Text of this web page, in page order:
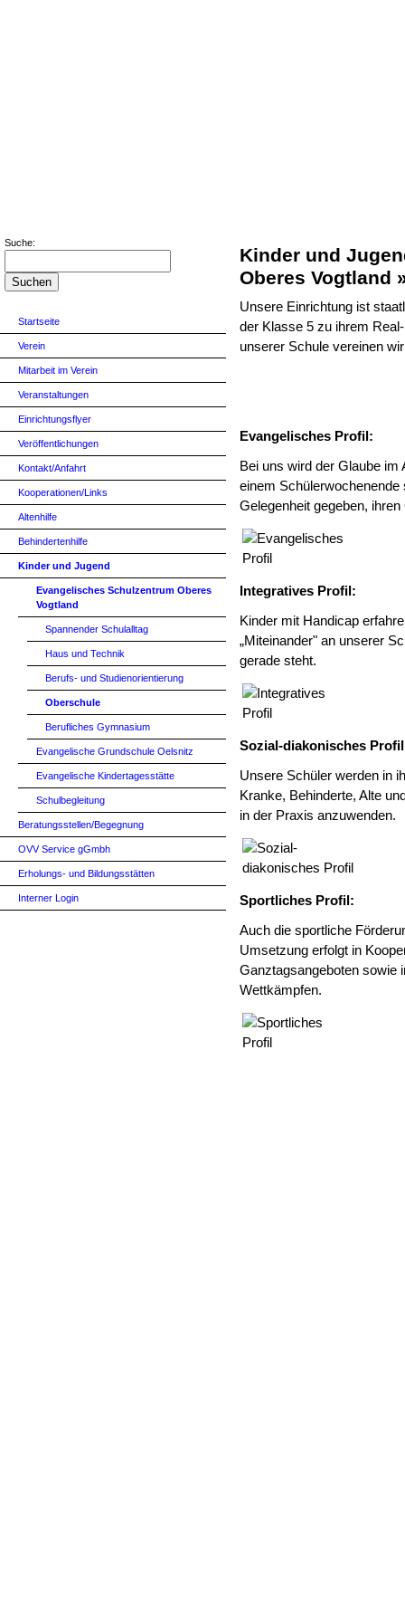
Suche:
Startseite
Verein
Mitarbeit im Verein
Veranstaltungen
Einrichtungsflyer
Veröffentlichungen
Kontakt/Anfahrt
Kooperationen/Links
Altenhilfe
Behindertenhilfe
Kinder und Jugend
Evangelisches Schulzentrum Oberes
Vogtland
Spannender Schulalltag
Haus und Technik
Berufs- und Studienorientierung
Oberschule
Berufliches Gymnasium
Evangelische Grundschule Oelsnitz
Evangelische Kindertagesstätte
Schulbegleitung
Beratungsstellen/Begegnung
OVV Service gGmbh
Erholungs- und Bildungsstätten
Interner Login
Kinder und
Oberes Vogtland
Unsere Einrichtung ist
der Klasse 5 zu ihrem
unserer Schule vereinen
Evangelisches Profil:
Bei uns wird der Glaube
einem
Gelegenheit gegeben,
Integratives Profil:
Kinder mit Handicap
„Miteinander" an unserer
gerade steht.
Sozial-diakonisches
Unsere Schüler werden in
Kranke, Behinderte, Alte
in der Praxis anzuwenden.
Sportliches Profil:
Auch die sportliche
Umsetzung erfolgt in
Ganztagsangeboten sowie
Wettkämpfen.